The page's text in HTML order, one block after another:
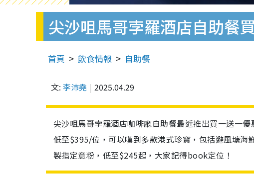
尖沙咀馬哥孛羅酒店自助餐
首頁 飲食情報 自助餐
文: 李沛堯 2025.04.29
尖沙咀馬哥孛羅酒店咖啡廳自助餐最近推出買一送一
低至$395/位，可以嘆到多款港式珍寶，包括避風塘海
製指定意粉，低至$245起，大家記得book定位！